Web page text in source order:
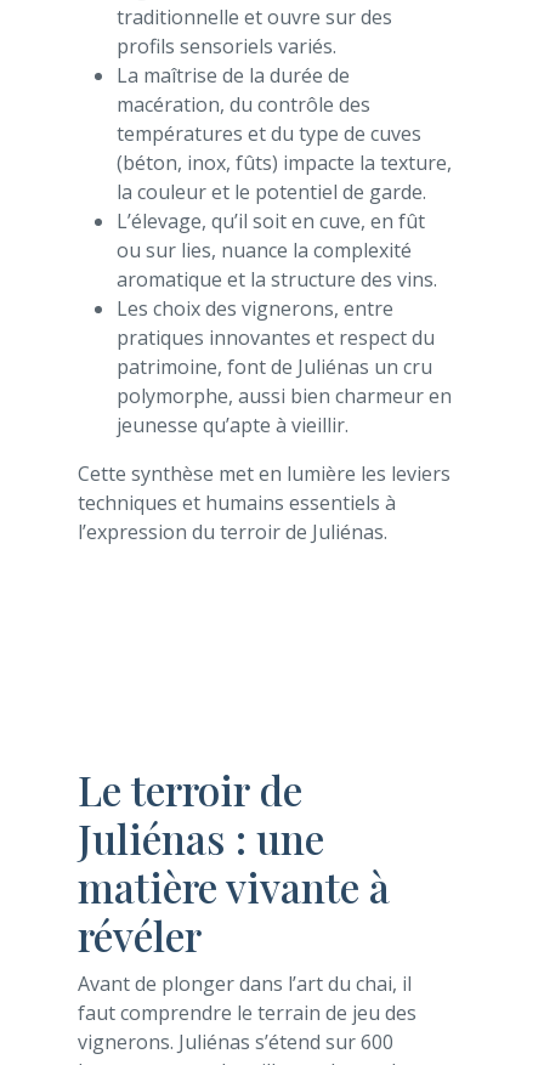
traditionnelle et ouvre sur des
profils sensoriels variés.
La maîtrise de la durée de
macération, du contrôle des
températures et du type de cuves
(béton, inox, fûts) impacte la texture,
la couleur et le potentiel de garde.
L’élevage, qu’il soit en cuve, en fût
ou sur lies, nuance la complexité
aromatique et la structure des vins.
Les choix des vignerons, entre
pratiques innovantes et respect du
patrimoine, font de Juliénas un cru
polymorphe, aussi bien charmeur en
jeunesse qu’apte à vieillir.
Cette synthèse met en lumière les leviers
techniques et humains essentiels à
l’expression du terroir de Juliénas.
Le terroir de
Juliénas : une
matière vivante à
révéler
Avant de plonger dans l’art du chai, il
faut comprendre le terrain de jeu des
vignerons. Juliénas s’étend sur 600